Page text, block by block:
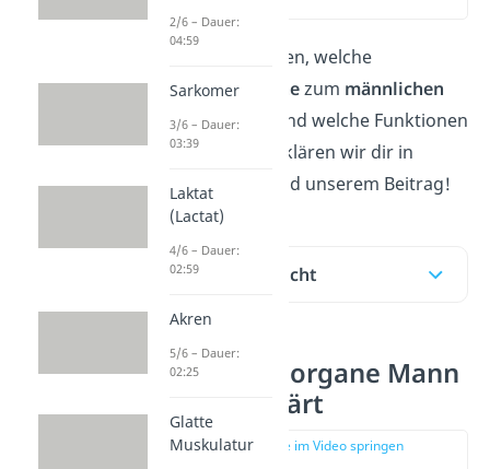
Du möchtest wissen, welche
Geschlechtsorganezum männlichen
Körpergehören und welche Funktionen
sie haben? Das erklären wir dir in
unserem
und unserem Beitrag!
Inhaltsübersicht
Geschlechtsorgane Mann
einfach erklärt
zur Stelle im Video springen
2/6 – Dauer:
04:59
Sarkomer
3/6 – Dauer:
03:39
Laktat
(Lactat)
4/6 – Dauer:
02:59
Akren
5/6 – Dauer:
02:25
Glatte
Muskulatur